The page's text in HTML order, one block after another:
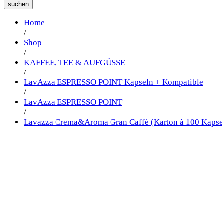
suchen
Home
/
Shop
/
KAFFEE, TEE & AUFGÜSSE
/
LavAzza ESPRESSO POINT Kapseln + Kompatible
/
LavAzza ESPRESSO POINT
/
Lavazza Crema&Aroma Gran Caffè (Karton à 100